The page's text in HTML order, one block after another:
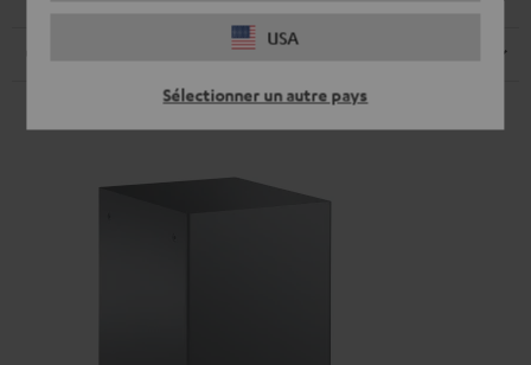
USA
Sélectionner un autre pays